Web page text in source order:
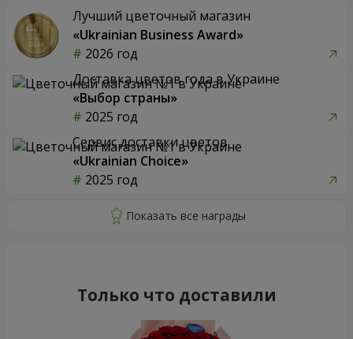
Лучший цветочный магазин
«Ukrainian Business Award»
2026 год
Доставка цветов года в Украине
«Выбор страны»
2025 год
Сервис доставки цветов
«Ukrainian Choice»
2025 год
Только что доставили